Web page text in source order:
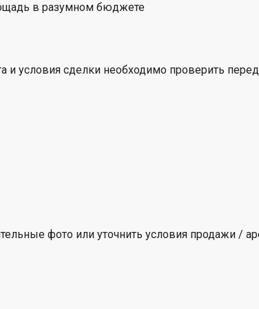
в разумном бюджете
и условия сделки необходимо проверить
фото или уточнить условия продажи /